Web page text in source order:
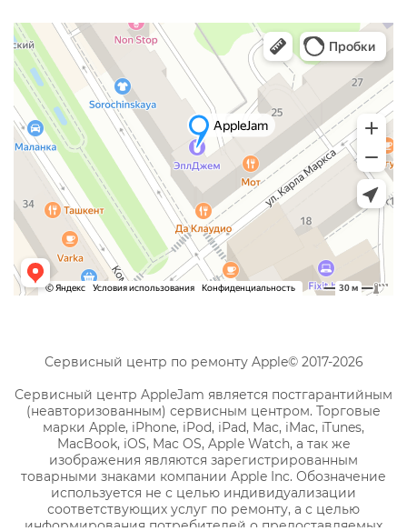
Сервисный центр по ремонту Apple© 2017-2026
Сервисный центр AppleJam является постгарантийным
(неавторизованным) сервисным центром. Торговые
марки Apple, iPhone, iPod, iPad, Mac, iMac, iTunes,
MacBook, iOS, Mac OS, Apple Watch, а так же
изображения являются зарегистрированным
товарными знаками компании Apple Inc. Обозначение
используется не с целью индивидуализации
соответствующих услуг по ремонту, а с целью
информирования потребителей о предоставляемых